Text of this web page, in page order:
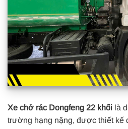
Xe chở rác Dongfeng 22 khối là
trường hạng nặng, được thiết kế